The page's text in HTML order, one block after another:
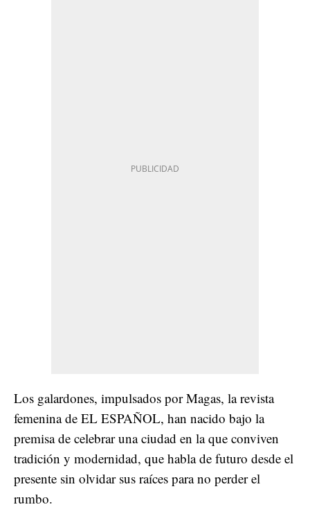
Los galardones, impulsados por Magas, la revista
femenina de EL ESPAÑOL, han nacido bajo la
premisa de celebrar una ciudad en la que conviven
tradición y modernidad, que habla de futuro desde el
presente sin olvidar sus raíces para no perder el
rumbo.